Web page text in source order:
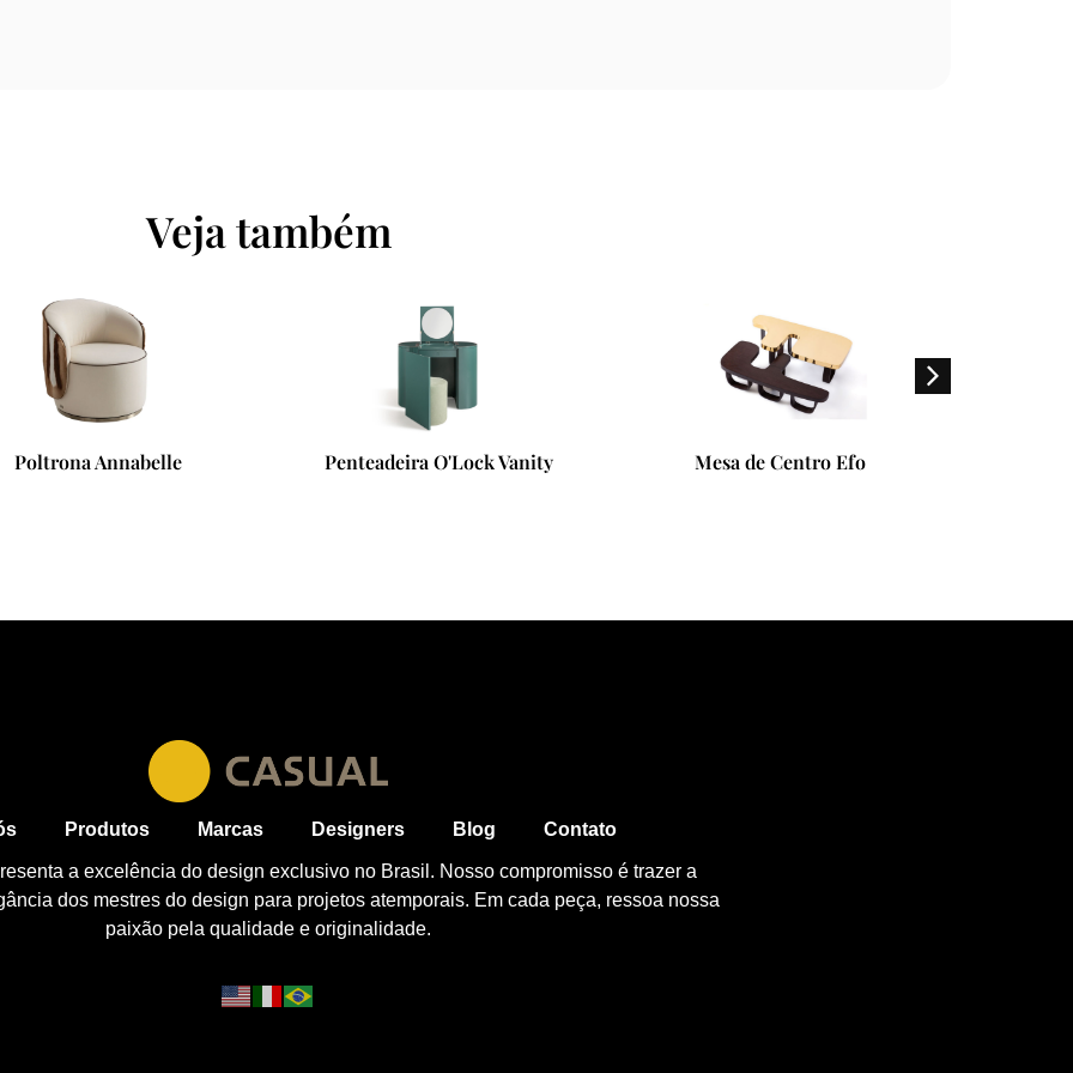
Veja também
Penteadeira O'Lock Vanity Mesa de Centro Efo Mesa Lateral Sumo
Produtos Marcas Designers Blog Contato
a excelência do design exclusivo no Brasil. Nosso compromisso é trazer a
dos mestres do design para projetos atemporais. Em cada peça, ressoa nossa
paixão pela qualidade e originalidade.